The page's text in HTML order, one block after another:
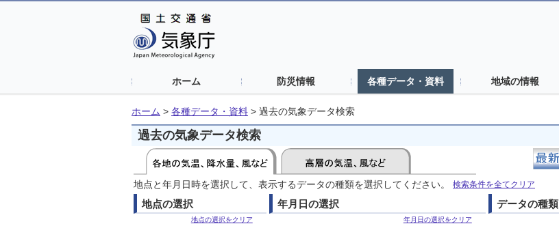
ホーム 防災情報 各種データ・資料 地域の情報
ホーム > 各種データ・資料 > 過去の気象データ検索
過去の気象データ検索
地点と年月日時を選択して、表示するデータの種類を選択してください。 検索条件を全てクリア
地点の選択
地点の選択をクリア
年月日の選択
年月日の選択をクリア
データの種類